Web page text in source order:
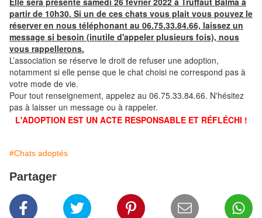
partir de 10h30. Si un de ces chats vous plait vous pouvez le
réserver en nous téléphonant au 06.75.33.84.66, laissez un
message si besoin (inutile d'appeler plusieurs fois), nous
vous rappellerons.
L’association se réserve le droit de refuser une adoption,
notamment si elle pense que le chat choisi ne correspond pas à
votre mode de vie.
Pour tout renseignement, appelez au 06.75.33.84.66. N'hésitez
pas à laisser un message ou à rappeler.
L'ADOPTION EST UN ACTE RESPONSABLE ET RÉFLÉCHI !
#Chats adoptés
Partager